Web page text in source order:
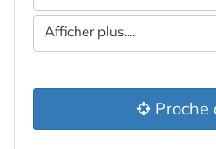
Afficher plus....
Proche